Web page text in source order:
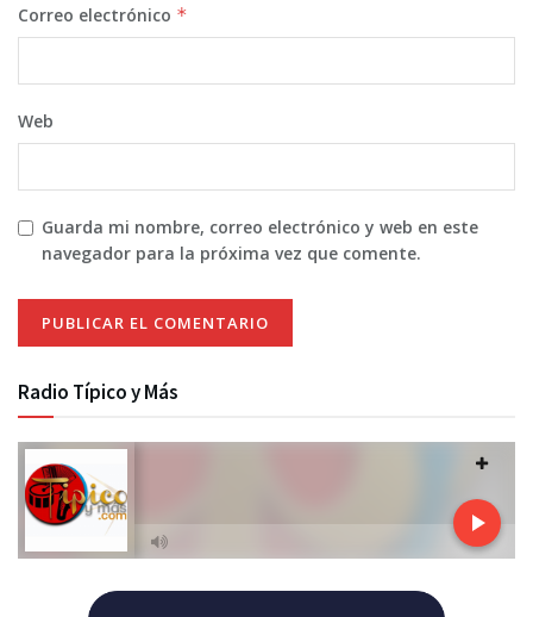
Correo electrónico *
Web
Guarda mi nombre, correo electrónico y web en este
navegador para la próxima vez que comente.
Radio Típico y Más